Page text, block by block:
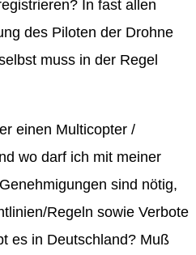
In fast allen
des Piloten der Drohne
muss in der Regel
einen Multicopter /
wo darf ich mit meiner
sind nötig,
Regeln sowie Verbote
es in Deutschland? Muß